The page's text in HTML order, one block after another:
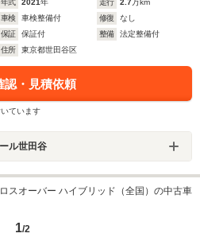
年式 2021年 走行 2.7万km
車検
車検整備付 修復
なし
保証
保証付 整備
法定整備付
住所
東京都世田谷区
認・見積依頼
ています
ル世田谷
スオーバー ハイブリッド（全国）の中古車
1/2